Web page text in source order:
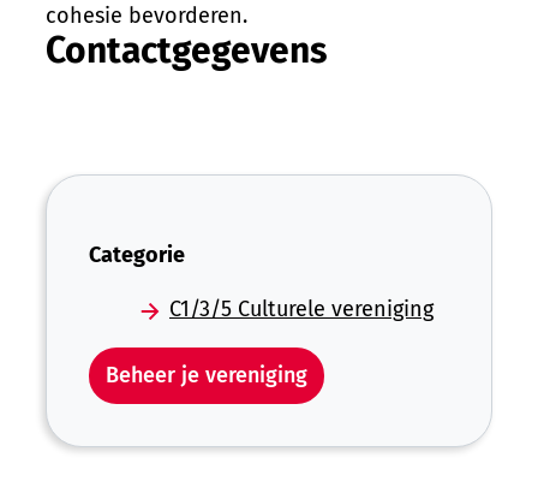
cohesie bevorderen.
Contactgegevens
Categorie
C1/3/5 Culturele vereniging
Beheer je vereniging